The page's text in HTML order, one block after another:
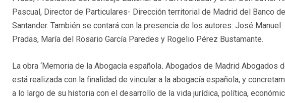
Pascual, Director de Particulares- Dirección territorial de Madrid del Banco de
Santander. También se contará con la presencia de los autores: José Manuel
Pradas, María del Rosario García Paredes y Rogelio Pérez Bustamante.
La obra ‘Memoria de la Abogacía española. Abogados de Madrid Abogados
está realizada con la finalidad de vincular a la abogacía española, y
a lo largo de su historia con el desarrollo de la vida jurídica, política,